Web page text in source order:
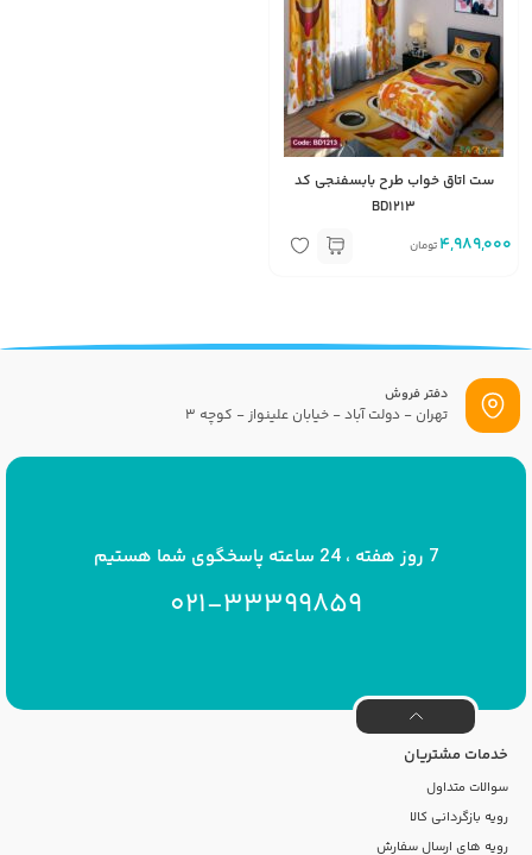
ست اتاق خواب طرح بابسفنجی کد
BD1213
4,989,000 تومان
دفتر فروش
تهران - دولت آباد - خیابان علینواز - کوچه 3
7 روز هفته ، 24 ساعته پاسخگوی شما هستیم
021-33399859
خدمات مشتریان
سوالات متداول
رویه بازگردانی کالا
رویه های ارسال سفارش